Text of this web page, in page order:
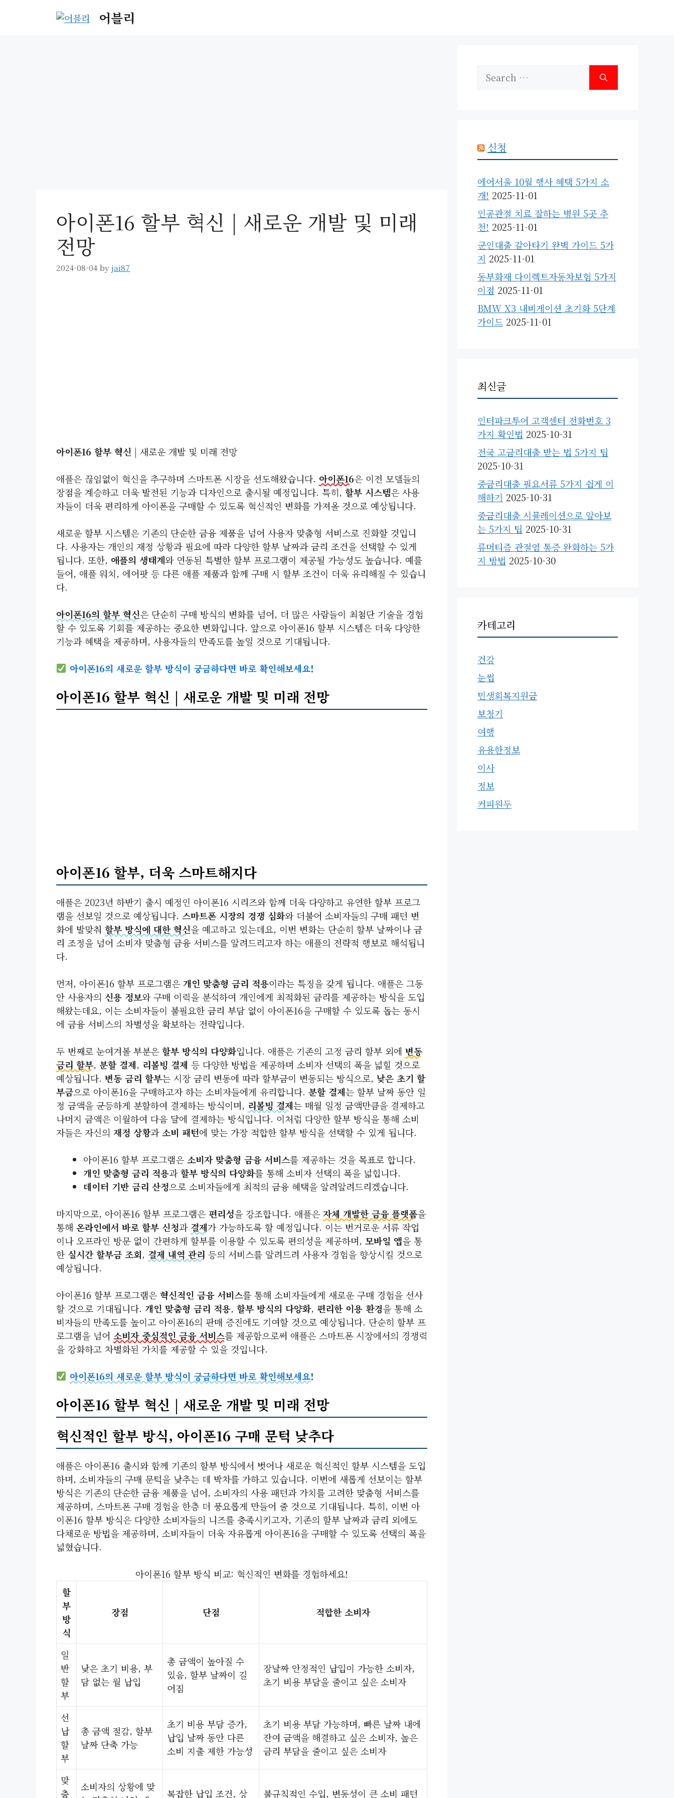
어블리
아이폰16 할부 혁신 | 새로운 개발 및 미래
전망
2024-08-04 byjai87
아이폰16 할부 혁신 | 새로운 개발 및 미래 전망
애플은 끊임없이 혁신을 추구하며 스마트폰 시장을 선도해왔습니다. 아이폰16은 이전 모델들의
장점을 계승하고 더욱 발전된 기능과 디자인으로 출시될 예정입니다. 특히, 할부 시스템은 사용
자들이 더욱 편리하게 아이폰을 구매할 수 있도록 혁신적인 변화를 가져올 것으로 예상됩니다.
새로운 할부 시스템은 기존의 단순한 금융 제품을 넘어 사용자 맞춤형 서비스로 진화할 것입니
다. 사용자는 개인의 재정 상황과 필요에 따라 다양한 할부 날짜과 금리 조건을 선택할 수 있게
됩니다. 또한, 애플의 생태계와 연동된 특별한 할부 프로그램이 제공될 가능성도 높습니다. 예를
들어, 애플 워치, 에어팟 등 다른 애플 제품과 함께 구매 시 할부 조건이 더욱 유리해질 수 있습니
다.
아이폰16의 할부 혁신은 단순히 구매 방식의 변화를 넘어, 더 많은 사람들이 최첨단 기술을 경험
할 수 있도록 기회를 제공하는 중요한 변화입니다. 앞으로 아이폰16 할부 시스템은 더욱 다양한
기능과 혜택을 제공하며, 사용자들의 만족도를 높일 것으로 기대됩니다.
아이폰16의 새로운 할부 방식이 궁금하다면 바로 확인해보세요!
아이폰16 할부 혁신 | 새로운 개발 및 미래 전망
아이폰16 할부, 더욱 스마트해지다
애플은 2023년 하반기 출시 예정인 아이폰16 시리즈와 함께 더욱 다양하고 유연한 할부 프로그
램을 선보일 것으로 예상됩니다. 스마트폰 시장의 경쟁 심화와 더불어 소비자들의 구매 패턴 변
화에 발맞춰 할부 방식에 대한 혁신을 예고하고 있는데요, 이번 변화는 단순히 할부 날짜이나 금
리 조정을 넘어 소비자 맞춤형 금융 서비스를 알려드리고자 하는 애플의 전략적 행보로 해석됩니
다.
먼저, 아이폰16 할부 프로그램은 개인 맞춤형 금리 적용이라는 특징을 갖게 됩니다. 애플은 그동
안 사용자의 신용 정보와 구매 이력을 분석하여 개인에게 최적화된 금리를 제공하는 방식을 도입
해왔는데요, 이는 소비자들이 불필요한 금리 부담 없이 아이폰16을 구매할 수 있도록 돕는 동시
에 금융 서비스의 차별성을 확보하는 전략입니다.
두 번째로 눈여겨볼 부분은할부 방식의 다양화입니다. 애플은 기존의 고정 금리 할부 외에 변동
금리 할부, 분할 결제, 리볼빙 결제 등 다양한 방법을 제공하며 소비자 선택의 폭을 넓힐 것으로
예상됩니다. 변동 금리 할부는 시장 금리 변동에 따라 할부금이 변동되는 방식으로, 낮은 초기 할
부금으로 아이폰16을 구매하고자 하는 소비자들에게 유리합니다. 분할 결제는 할부 날짜 동안 일
정 금액을 균등하게 분할하여 결제하는 방식이며, 리볼빙 결제는 매월 일정 금액만큼을 결제하고
나머지 금액은 이월하여 다음 달에 결제하는 방식입니다. 이처럼 다양한 할부 방식을 통해 소비
자들은 자신의 재정 상황과소비 패턴에 맞는 가장 적합한 할부 방식을 선택할 수 있게 됩니다.
아이폰16 할부 프로그램은소비자 맞춤형 금융 서비스를 제공하는 것을 목표로 합니다.
개인 맞춤형 금리 적용과할부 방식의 다양화를 통해 소비자 선택의 폭을 넓힙니다.
데이터 기반 금리 산정으로 소비자들에게 최적의 금융 혜택을 알려알려드리겠습니다.
마지막으로, 아이폰16 할부 프로그램은편리성을 강조합니다. 애플은자체 개발한 금융 플랫폼을
통해 온라인에서 바로 할부 신청과 결제가 가능하도록 할 예정입니다. 이는 번거로운 서류 작업
이나 오프라인 방문 없이 간편하게 할부를 이용할 수 있도록 편의성을 제공하며, 모바일 앱을 통
한 실시간 할부금 조회, 결제 내역 관리 등의 서비스를 알려드려 사용자 경험을 향상시킬 것으로
예상됩니다.
아이폰16 할부 프로그램은혁신적인 금융 서비스를 통해 소비자들에게 새로운 구매 경험을 선사
할 것으로 기대됩니다. 개인 맞춤형 금리 적용, 할부 방식의 다양화, 편리한 이용 환경을 통해 소
비자들의 만족도를 높이고 아이폰16의 판매 증진에도 기여할 것으로 예상됩니다. 단순히 할부 프
로그램을 넘어 소비자 중심적인 금융 서비스를 제공함으로써 애플은 스마트폰 시장에서의 경쟁력
을 강화하고 차별화된 가치를 제공할 수 있을 것입니다.
아이폰16의 새로운 할부 방식이 궁금하다면 바로 확인해보세요!
아이폰16 할부 혁신 | 새로운 개발 및 미래 전망
혁신적인 할부 방식, 아이폰16 구매 문턱 낮추다
애플은 아이폰16 출시와 함께 기존의 할부 방식에서 벗어나 새로운 혁신적인 할부 시스템을 도입
하며, 소비자들의 구매 문턱을 낮추는 데 박차를 가하고 있습니다. 이번에 새롭게 선보이는 할부
방식은 기존의 단순한 금융 제품을 넘어, 소비자의 사용 패턴과 가치를 고려한 맞춤형 서비스를
제공하며, 스마트폰 구매 경험을 한층 더 풍요롭게 만들어 줄 것으로 기대됩니다. 특히, 이번 아
이폰16 할부 방식은 다양한 소비자들의 니즈를 충족시키고자, 기존의 할부 날짜과 금리 외에도
다채로운 방법을 제공하며, 소비자들이 더욱 자유롭게 아이폰16을 구매할 수 있도록 선택의 폭을
넓혔습니다.
아이폰16 할부 방식 비교: 혁신적인 변화를 경험하세요!
할
부
방
식
장점 단점 적합한 소비자
일
반
할
부
낮은 초기 비용, 부
담 없는 월 납입
총 금액이 높아질 수
있음, 할부 날짜이 길
어짐
장날짜 안정적인 납입이 가능한 소비자,
초기 비용 부담을 줄이고 싶은 소비자
선
납
할
부
총 금액 절감, 할부
날짜 단축 가능
초기 비용 부담 증가,
납입 날짜 동안 다른
소비 지출 제한 가능성
초기 비용 부담 가능하며, 빠른 날짜 내에
잔여 금액을 해결하고 싶은 소비자, 높은
금리 부담을 줄이고 싶은 소비자
맞
춤
소비자의 상황에 맞
복잡한 납입 조건, 상 불규칙적인 수입, 변동성이 큰 소비 패턴
Search
for:
신청
에어서울 10월 행사 혜택 5가지 소
개! 2025-11-01
인공관절 치료 잘하는 병원 5곳 추
천! 2025-11-01
군인대출 갈아타기 완벽 가이드 5가
지 2025-11-01
동부화재 다이렉트자동차보험 5가지
이점 2025-11-01
BMW X3 내비게이션 초기화 5단계
가이드 2025-11-01
최신글
인터파크투어 고객센터 전화번호 3
가지 확인법 2025-10-31
전국 고금리대출 받는 법 5가지 팁
2025-10-31
중금리대출 필요서류 5가지 쉽게 이
해하기 2025-10-31
중금리대출 시뮬레이션으로 알아보
는 5가지 팁 2025-10-31
류머티즘 관절염 통증 완화하는 5가
지 방법 2025-10-30
카테고리
건강
눈썹
민생회복지원금
보청기
여행
유용한정보
이사
정보
커피원두